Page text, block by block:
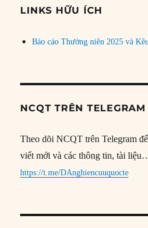
đề
LINKS HỮU ÍCH
Báo cáo Thường niên 2025 và
NCQT TRÊN TELEGRAM
Theo dõi NCQT trên Telegram
viết mới và các thông tin, tài
https://t.me/DAnghiencuuquocte